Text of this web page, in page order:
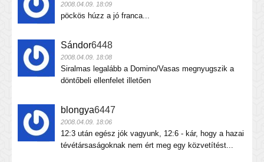
2008.04.09. 18:09
pöckös húzz a jó franca...
Sándor6448
2008.04.09. 18:08
Siralmas legalább a Domino/Vasas megnyugszik a
döntőbeli ellenfelet illetően
blongya6447
2008.04.09. 18:06
12:3 után egész jók vagyunk, 12:6 - kár, hogy a hazai
tévétársaságoknak nem ért meg egy közvetítést...